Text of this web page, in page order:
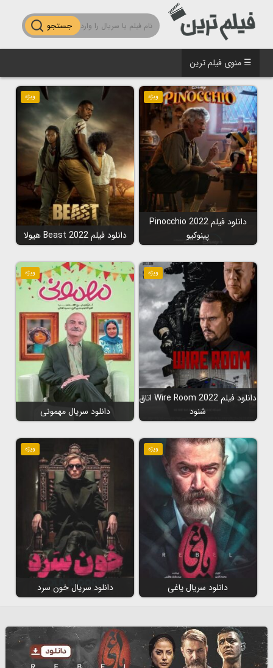
جستجو
☰ منوی فیلم ترین
ویژه
دانلود فیلم Pinocchio 2022
پینوکیو
ویژه
دانلود فیلم Beast 2022 هیولا
ویژه
دانلود فیلم Wire Room 2022 اتاق
شنود
ویژه
دانلود سریال مهمونی
ویژه
دانلود سریال یاغی
ویژه
دانلود سریال خون سرد